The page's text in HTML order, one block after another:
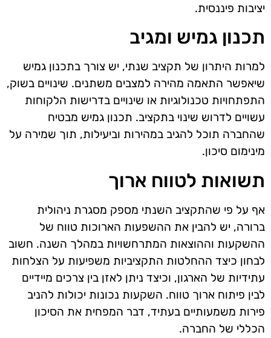
יציבות פיננסית.
תכנון גמיש ומגיב
למרות היתרון של תקציב שנתי, יש צורך בתכנון גמיש
שיאפשר התאמה מהירה למצבים משתנים. שינויים בשוק,
התפתחויות טכנולוגיות או שינויים בדרישות הלקוחות
עשויים לדרוש שינוי בתקציב. תכנון גמיש מבטיח
שהחברה תוכל להגיב במהירות וביעילות, תוך שמירה על
מינימום סיכון.
תשואות לטווח ארוך
אף על פי שהתקציב השנתי מספק מסגרת ניהולית
ברורה, יש להבין את ההשפעות הארוכות טווח של
ההשקעות וההוצאות המתרחשויות במהלך השנה. חשוב
לבחון כיצד ההחלטות התקציביות משפיעות על הצלחות
עתידיות של הארגון, וכיצד ניתן לאזן בין צרכים מיידיים
לבין פיתוח ארוך טווח. השקעות נכונות יכולות להניב
פירות משמעותיים בעתיד, דבר המפחית את הסיכון
הכללי של החברה.